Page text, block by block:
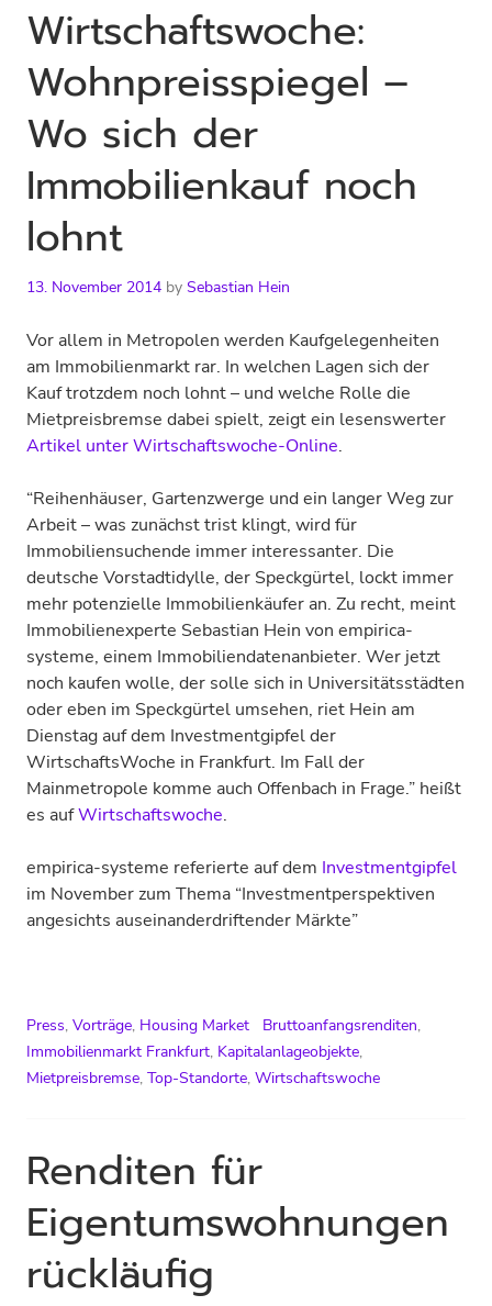
Wirtschafts­woche:
Wohnpreis­spiegel –
Wo sich der
Immobilien­kauf noch
lohnt
13. November 2014 by Sebastian Hein
Vor allem in Metropolen werden Kaufgelegenheiten
am Immobilienmarkt rar. In welchen Lagen sich der
Kauf trotzdem noch lohnt – und welche Rolle die
Mietpreisbremse dabei spielt, zeigt ein lesenswerter
Artikel unter Wirtschaftswoche-Online.
“Reihenhäuser, Gartenzwerge und ein langer Weg zur
Arbeit – was zunächst trist klingt, wird für
Immobiliensuchende immer interessanter. Die
deutsche Vorstadtidylle, der Speckgürtel, lockt immer
mehr potenzielle Immobilienkäufer an. Zu recht, meint
Immobilienexperte Sebastian Hein von empirica-
systeme, einem Immobiliendatenanbieter. Wer jetzt
noch kaufen wolle, der solle sich in Universitätsstädten
oder eben im Speckgürtel umsehen, riet Hein am
Dienstag auf dem Investmentgipfel der
WirtschaftsWoche in Frankfurt. Im Fall der
Mainmetropole komme auch Offenbach in Frage.” heißt
es aufWirtschaftswoche.
empirica-systeme referierte auf dem Investmentgipfel
im November zum Thema “Investmentperspektiven
angesichts auseinanderdriftender Märkte”
Press, Vorträge, Housing Market Bruttoanfangsrenditen,
Immobilienmarkt Frankfurt, Kapitalanlageobjekte,
Mietpreisbremse, Top-Standorte, Wirtschaftswoche
Renditen für
Eigentums­wohnungen
rückläufig